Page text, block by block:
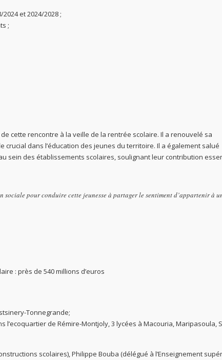
et 2024/2028 ;
;
cette rencontre à la veille de la rentrée scolaire. Il a renouvelé sa
dans l’éducation des jeunes du territoire. Il a également salué
sein des établissements scolaires, soulignant leur contribution
sociale pour conduire cette jeunesse à partager le sentiment d’appartenir à
: près de 540 millions d’euros
Tonnegrande;
de Rémire-Montjoly, 3 lycées à Macouria, Maripasoula,
scolaires), Philippe Bouba (délégué à l’Enseignement